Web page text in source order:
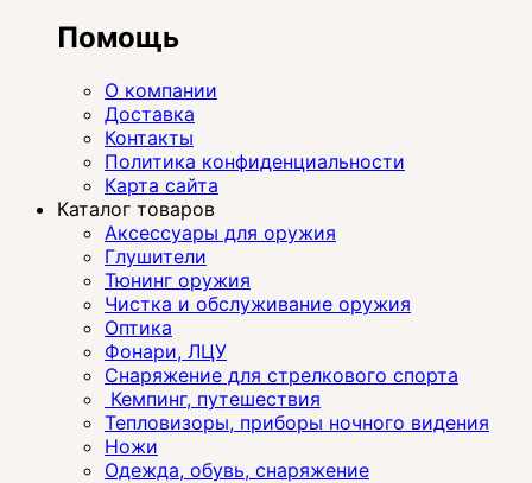
Помощь
О компании
Доставка
Контакты
Политика конфиденциальности
Карта сайта
Каталог товаров
Аксессуары для оружия
Глушители
Тюнинг оружия
Чистка и обслуживание оружия
Оптика
Фонари, ЛЦУ
Снаряжение для стрелкового спорта
Кемпинг, путешествия
Тепловизоры, приборы ночного видения
Ножи
Одежда, обувь, снаряжение